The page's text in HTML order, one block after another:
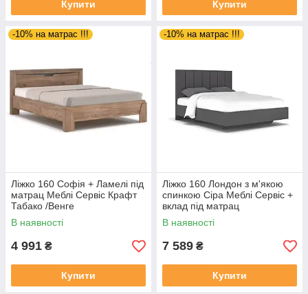
Купити Купити
-10% на матрас !!!
Ліжко 160 Софія + Ламелі під
матрац Меблі Сервіс Крафт
Табако /Венге
В наявності
4 991 ₴
Купити
-10% на матрас !!!
Ліжко 160 Лондон з м'якою
спинкою Сіра Меблі Сервіс +
вклад під матрац
В наявності
7 589 ₴
Купити